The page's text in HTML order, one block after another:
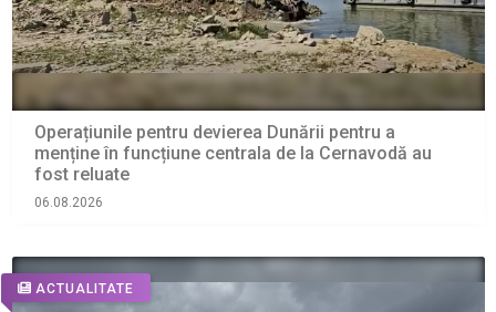
Operațiunile pentru devierea Dunării pentru a
menține în funcțiune centrala de la Cernavodă au
fost reluate
06.08.2026
ACTUALITATE